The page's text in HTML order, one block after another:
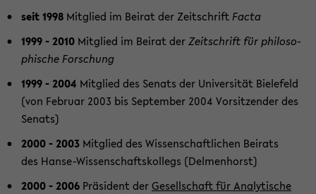
seit 1998 Mit­glied im Bei­rat der Zeit­schriftFacta
1999- 2010 Mit­glied im Bei­rat derZeit­schrift für phi­lo­so­
phi­sche For­schung
1999 - 2004 Mit­glied des Se­nats der Uni­ver­si­tät Bie­le­feld
(von Fe­bru­ar 2003 bis Sep­tem­ber 2004 Vor­sit­zen­der des
Se­nats)
2000 - 2003 Mit­glied des Wis­sen­schaft­li­chen Bei­rats
des Hanse-​Wissenschaftskollegs (Del­men­horst)
2000 - 2006 Prä­si­dent derGe­sell­schaft für Ana­ly­ti­sche